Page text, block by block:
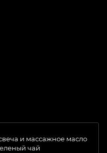
и массажное масло
чай